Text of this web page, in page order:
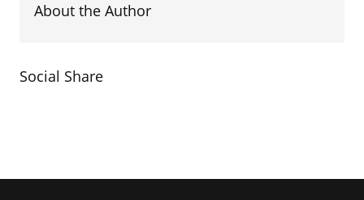
About the Author
Social Share